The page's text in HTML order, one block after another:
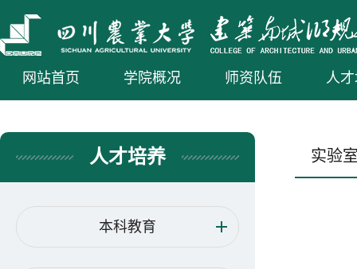
网站首页 学院概况 师资队伍 人
人才培养
本科教育
实验